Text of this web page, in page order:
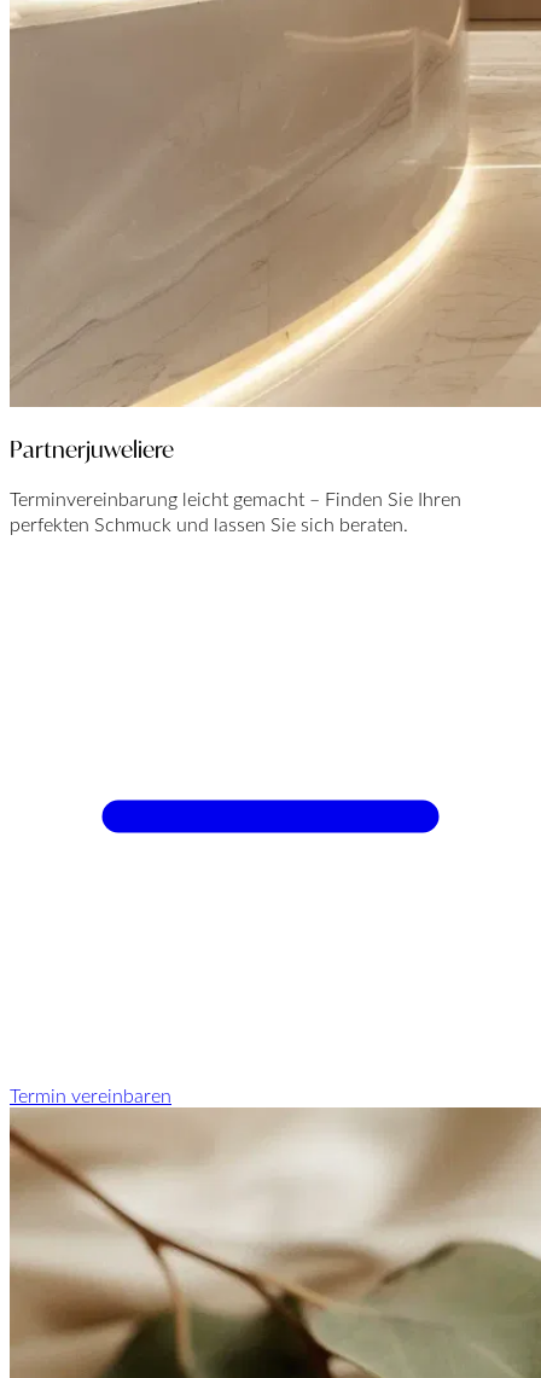
Partnerjuweliere
Terminvereinbarung leicht gemacht – Finden Sie Ihren
perfekten Schmuck und lassen Sie sich beraten.
Termin vereinbaren